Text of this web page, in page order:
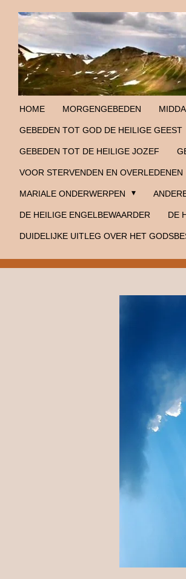
Ga
direct
naar
hoofdinhoud
HOME MORGENGEBEDEN
GEBEDEN TOT GOD DE HEILIGE GEEST
GEBEDEN TOT DE HEILIGE JOZEF
VOOR STERVENDEN EN OVERLEDENEN
MARIALE ONDERWERPEN
DE HEILIGE ENGELBEWAARDER DE
DUIDELIJKE UITLEG OVER HET